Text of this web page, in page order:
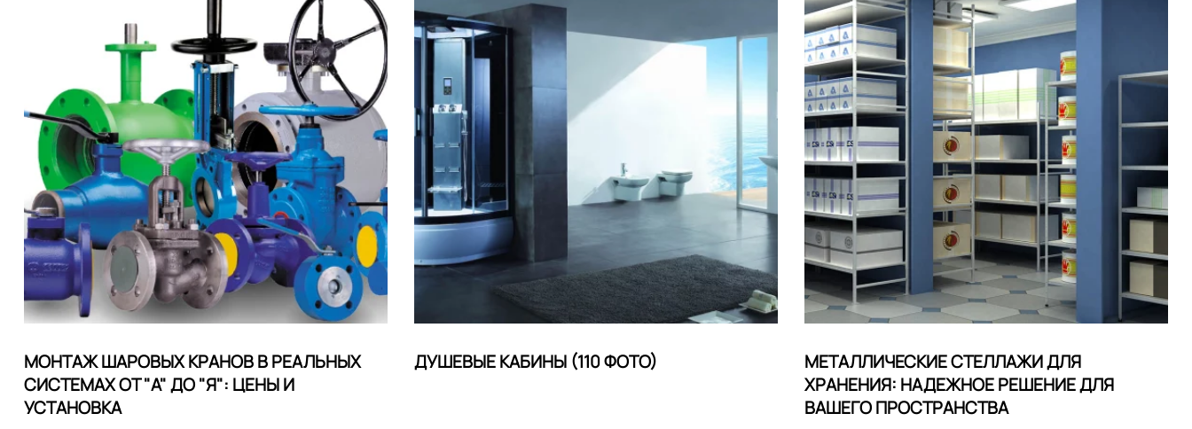
МОНТАЖ ШАРОВЫХ КРАНОВ В РЕАЛЬНЫХ
СИСТЕМАХ ОТ "А" ДО "Я": ЦЕНЫ И
УСТАНОВКА
ДУШЕВЫЕ КАБИНЫ (110 ФОТО)
МЕТАЛЛИЧЕСКИЕ СТЕЛЛАЖИ ДЛЯ
ХРАНЕНИЯ: НАДЕЖНОЕ РЕШЕНИЕ ДЛЯ
ВАШЕГО ПРОСТРАНСТВА